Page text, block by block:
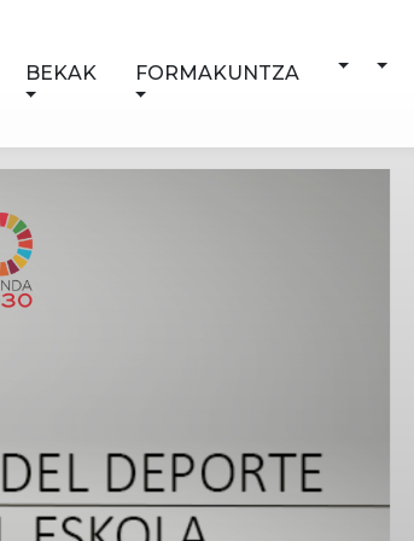
BEKAK FORMAKUNTZA